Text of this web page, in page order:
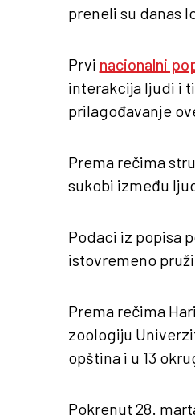
preneli su danas
Prvi nacionalni
interakcija ljudi i
prilagođavanje
Prema rečima
sukobi između
Podaci iz popisa
istovremeno
Prema rečima
zoologiju
opština i u 13
Pokrenut 28.